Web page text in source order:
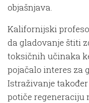
objašnjava.
Kalifornijski
da gladovanje štiti
toksičnih učinaka
pojačalo interes za
Istraživanje
potiče regeneraciju